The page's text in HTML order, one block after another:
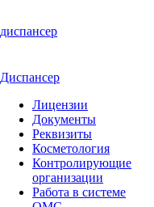
Диспансер
Лицензии
Документы
Реквизиты
Косметология
Контролирующие
организации
Работа в системе